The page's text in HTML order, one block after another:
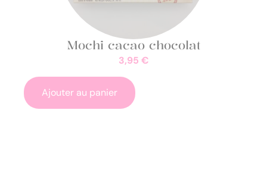
Mochi cacao chocolat
3,95 €
Ajouter au panier